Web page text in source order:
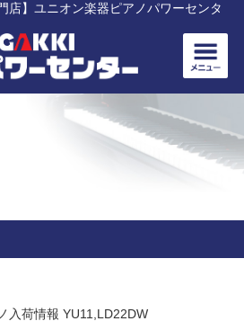
店】ユニオン楽器ピアノパワーセンタ
入荷情報 YU11,LD22DW